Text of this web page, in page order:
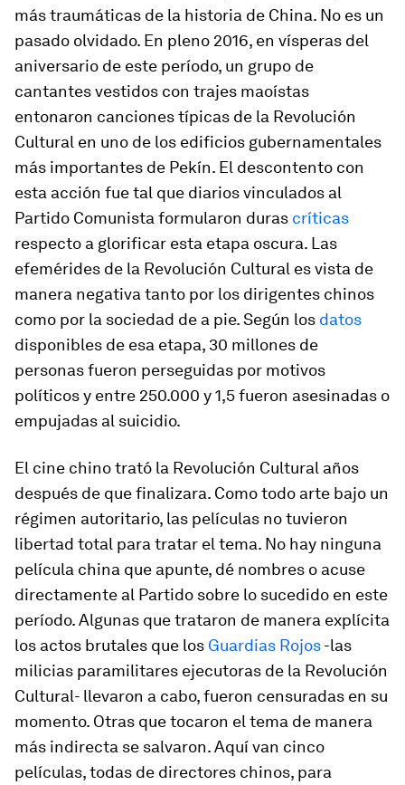
más traumáticas de la historia de China. No es un
pasado olvidado. En pleno 2016, en vísperas del
aniversario de este período, un grupo de
cantantes vestidos con trajes maoístas
entonaron canciones típicas de la Revolución
Cultural en uno de los edificios gubernamentales
más importantes de Pekín. El descontento con
esta acción fue tal que diarios vinculados al
Partido Comunista formularon duras críticas
respecto a glorificar esta etapa oscura. Las
efemérides de la Revolución Cultural es vista de
manera negativa tanto por los dirigentes chinos
como por la sociedad de a pie. Según los datos
disponibles de esa etapa, 30 millones de
personas fueron perseguidas por motivos
políticos y entre 250.000 y 1,5 fueron asesinadas o
empujadas al suicidio.
El cine chino trató la Revolución Cultural años
después de que finalizara. Como todo arte bajo un
régimen autoritario, las películas no tuvieron
libertad total para tratar el tema. No hay ninguna
película china que apunte, dé nombres o acuse
directamente al Partido sobre lo sucedido en este
período. Algunas que trataron de manera explícita
los actos brutales que los Guardias Rojos-las
milicias paramilitares ejecutoras de la Revolución
Cultural- llevaron a cabo, fueron censuradas en su
momento. Otras que tocaron el tema de manera
más indirecta se salvaron. Aquí van cinco
películas, todas de directores chinos, para